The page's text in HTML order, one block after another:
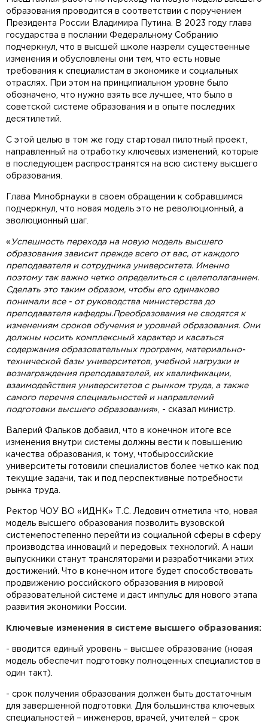
образования проводится в соответствии с поручением
Президента России Владимира Путина. В 2023 году глава
государства в послании Федеральному Собранию
подчеркнул, что в высшей школе назрели существенные
изменения и обусловлены они тем, что есть новые
требования к специалистам в экономике и социальных
отраслях. При этом на принципиальном уровне было
обозначено, что нужно взять все лучшее, что было в
советской системе образования и в опыте последних
десятилетий.
С этой целью в том же году стартовал пилотный проект,
направленный на отработку ключевых изменений, которые
в последующем распространятся на всю систему высшего
образования.
Глава Минобрнауки в своем обращении к собравшимся
подчеркнул, что новая модель это не революционный, а
эволюционный шаг.
« Успешность перехода на новую модель высшего
образования зависит прежде всего от вас, от каждого
преподавателя и сотрудника университета. Именно
поэтому так важно четко определиться с целеполаганием.
Сделать это таким образом, чтобы его одинаково
понимали все - от руководства министерства до
преподавателя кафедры.Преобразования не сводятся к
изменениям сроков обучения и уровней образования. Они
должны носить комплексный характер и касаться
содержания образовательных программ, материально-
технической базы университетов, учебной нагрузки и
вознаграждения преподавателей, их квалификации,
взаимодействия университетов с рынком труда, а также
самого перечня специальностей и направлений
подготовки высшего образования», - сказал министр.
Валерий Фальков добавил, что в конечном итоге все
изменения внутри системы должны вести к повышению
качества образования, к тому, чтобыроссийские
университеты готовили специалистов более четко как под
текущие задачи, так и под перспективные потребности
рынка труда.
Ректор ЧОУ ВО «ИДНК» Т.С. Ледович отметила что, новая
модель высшего образования позволить вузовской
системепостепенно перейти из социальной сферы в сферу
производства инноваций и передовых технологий. А наши
выпускники станут трансляторами и разработчиками этих
достижений. Что в конечном итоге будет способствовать
продвижению российского образования в мировой
образовательной системе и даст импульс для нового этапа
развития экономики России.
Ключевые изменения в системе высшего образования:
- вводится единый уровень – высшее образование (новая
модель обеспечит подготовку полноценных специалистов в
один такт).
- срок получения образования должен быть достаточным
для завершенной подготовки. Для большинства ключевых
специальностей – инженеров, врачей, учителей – срок